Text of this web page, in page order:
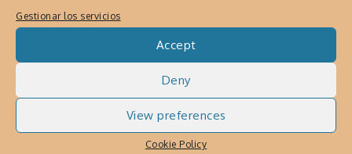
Gestionar los servicios
Accept
Deny
View preferences
Cookie Policy
Javier Martinez, Un artista caribeño que
comparte sus obras de arte y dibujo todos
los días en Instagram.